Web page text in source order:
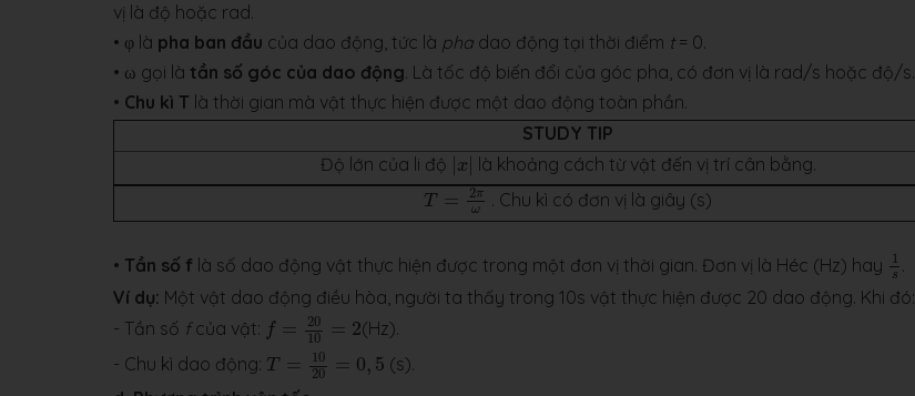
vị là độ hoặc rad.
• φ là pha ban đầu của dao động, tức là pha dao động tại thời điểm t= 0.
• ω gọi là tần số góc của dao động. Là tốc độ biến đổi của góc pha, có đơn vị là rad/s hoặc độ/s.
• Chu kì T là thời gian mà vật thực hiện được một dao động toàn phần.
STUDY TIP
Độ lớn của li độ
x
|x| là khoảng cách từ vật đến vị trí cân bằng.
T = 2π
ω
T=2πω . Chu kì có đơn vị là giây (s)
• Tần số f là số dao động vật thực hiện được trong một đơn vị thời gian. Đơn vị là Héc (Hz) hay 1
s
1s .
Ví dụ: Một vật dao động điều hòa, người ta thấy trong 10s vật thực hiện được 20 dao động. Khi đó:
- Tần số fcủa vật: f =
20
10
= 2
= 2010
(Hz).
- Chu kì dao động: T =
10
20
= 0, 5
T= 20 5
(s).